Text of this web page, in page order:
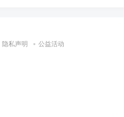
隐私声明 公益活动